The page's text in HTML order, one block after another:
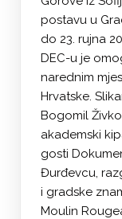
postavu u
do 23. rujna
DEC-u je
narednim
Hrvatske.
Bogomil
akademski
gosti
Đurđevcu,
i gradske
Moulin